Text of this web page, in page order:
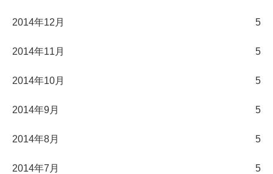
2014年12月 5
2014年11月 5
2014年10月 5
2014年9月 5
2014年8月 5
2014年7月 5